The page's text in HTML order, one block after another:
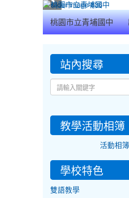
桃園市立青埔國中
::: 站內搜尋
教學活動相簿
活動相簿
學校特色
雙語教學